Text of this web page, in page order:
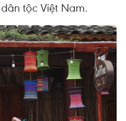
tộc Việt Nam.